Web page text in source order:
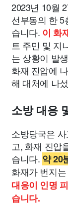
2023년 10월
선부동의 한
습니다. 이 화
트 주민 및 지
는 상황이 발
화재 진압에
해 대처에 나
소방 대응
소방당국은
고, 화재 진압
습니다. 약 20
화재가 번지
대응이 인명
습니다.